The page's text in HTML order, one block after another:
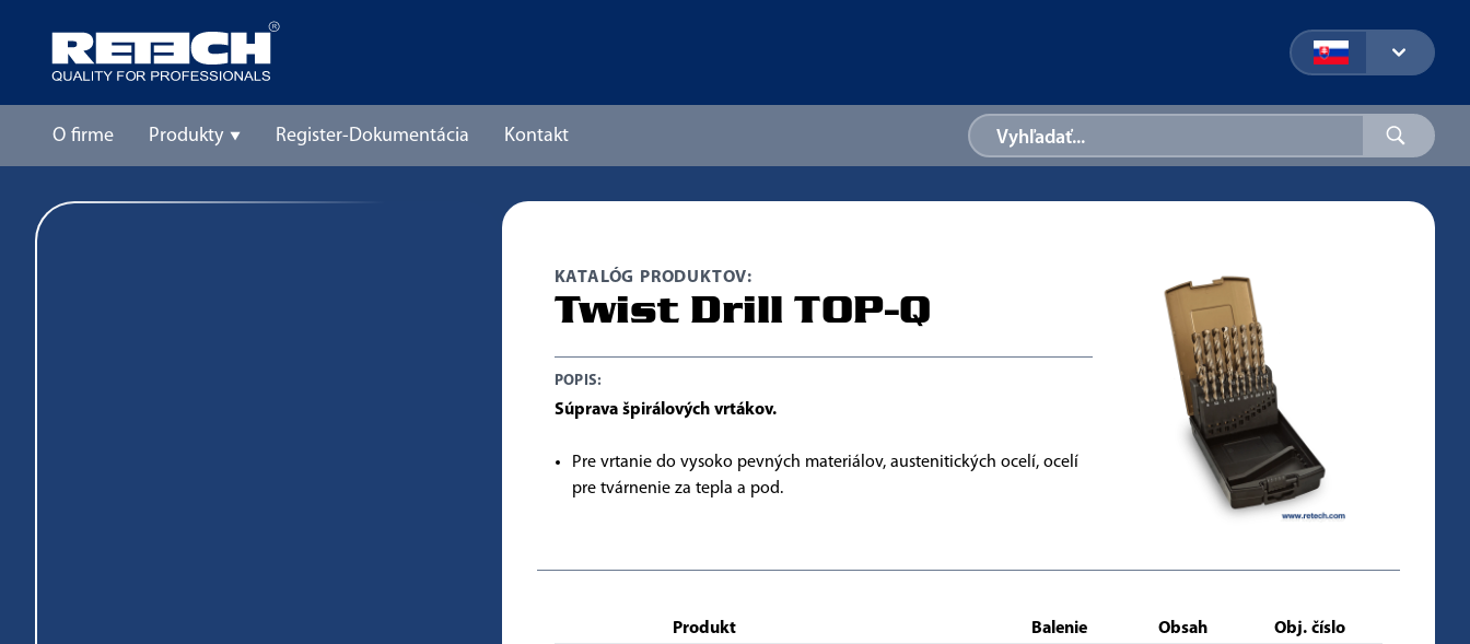
O firme Produkty Register-Dokumentácia Kontakt
KATALÓG PRODUKTOV:
Twist Drill TOP-Q
POPIS:
Súprava špirálových vrtákov.
Pre vrtanie do vysoko pevných materiálov, austenitických ocelí, ocelí
pre tvárnenie za tepla a pod.
Produkt Balenie Obsah Obj. číslo